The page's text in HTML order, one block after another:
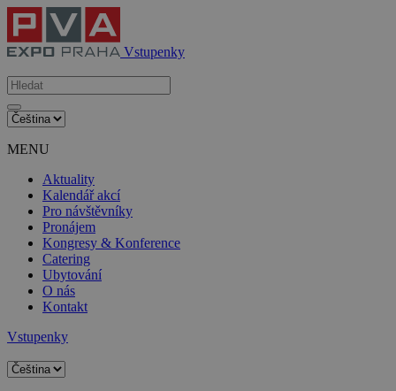
Vstupenky
MENU
Aktuality
Kalendář akcí
Pro návštěvníky
Pronájem
Kongresy & Konference
Catering
Ubytování
O nás
Kontakt
Vstupenky